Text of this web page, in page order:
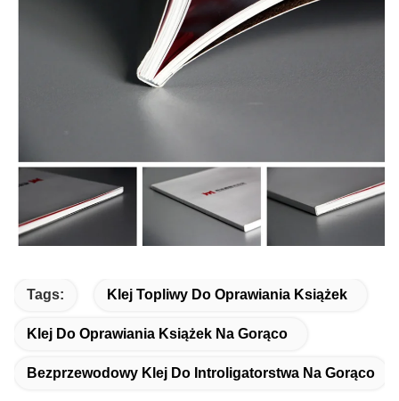
Tags: Klej Topliwy Do Oprawiania Książek
Klej Do Oprawiania Książek Na Gorąco
Bezprzewodowy Klej Do Introligatorstwa Na Gorąco